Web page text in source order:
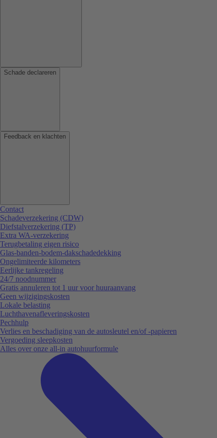
Schade declareren
Feedback en klachten
Contact
Schadeverzekering (CDW)
Diefstalverzekering (TP)
Extra WA-verzekering
Terugbetaling eigen risico
Glas-banden-bodem-dakschadedekking
Ongelimiteerde kilometers
Eerlijke tankregeling
24/7 noodnummer
Gratis annuleren tot 1 uur voor huuraanvang
Geen wijzigingskosten
Lokale belasting
Luchthavenafleveringskosten
Pechhulp
Verlies en beschadiging van de autosleutel en/of -papieren
Vergoeding sleepkosten
Alles over onze all-in autohuurformule